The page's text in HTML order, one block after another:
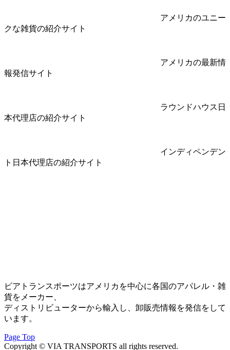
アメリカのユニー
クな雑貨の紹介サイト
アメリカの最新情
報発信サイト
ラウンドハウス日
本代理店の紹介サイト
インディペンデン
ト日本代理店の紹介サイト
ビアトランスポーツはアメリカを中心に各国のアパレル・雑
貨をメーカー、
ディストリビューターから輸入し、卸販売情報を発信をして
います。
Page Top
Copyright © VIA TRANSPORTS all rights reserved.